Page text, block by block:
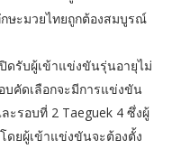
ษะมวยไทยถูกต้องสมบูรณ์
ดรับผู้เข้าแข่งขันรุ่นอายุไม่
บคัดเลือกจะมีการแข่งขัน
ะรอบที่ 2 Taeguek 4 ซึ่งผู้
ดยผู้เข้าแข่งขันจะต้องตั้ง